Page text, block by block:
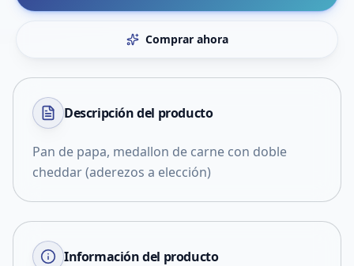
Comprar ahora
Descripción del producto
Pan de papa, medallon de carne con doble
cheddar (aderezos a elección)
Información del producto